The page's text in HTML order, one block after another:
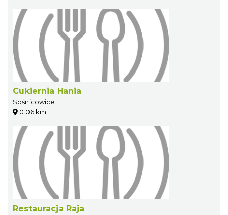
Cukiernia Hania
Sośnicowice
0.06 km
Restauracja Raja